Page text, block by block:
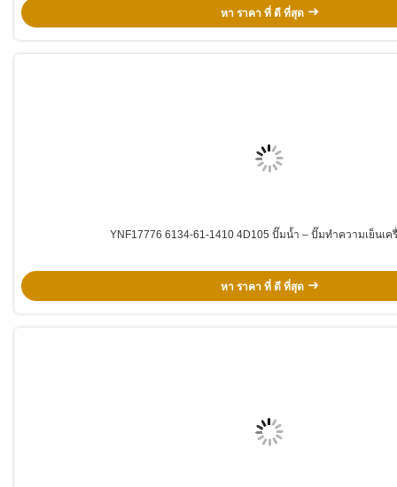
หา ราคา ที่ ดี ที่สุด
YNF17776 6134-61-1410 4D105 ปั๊มน้ำ – ปั๊มทำความเย็นเค
หา ราคา ที่ ดี ที่สุด